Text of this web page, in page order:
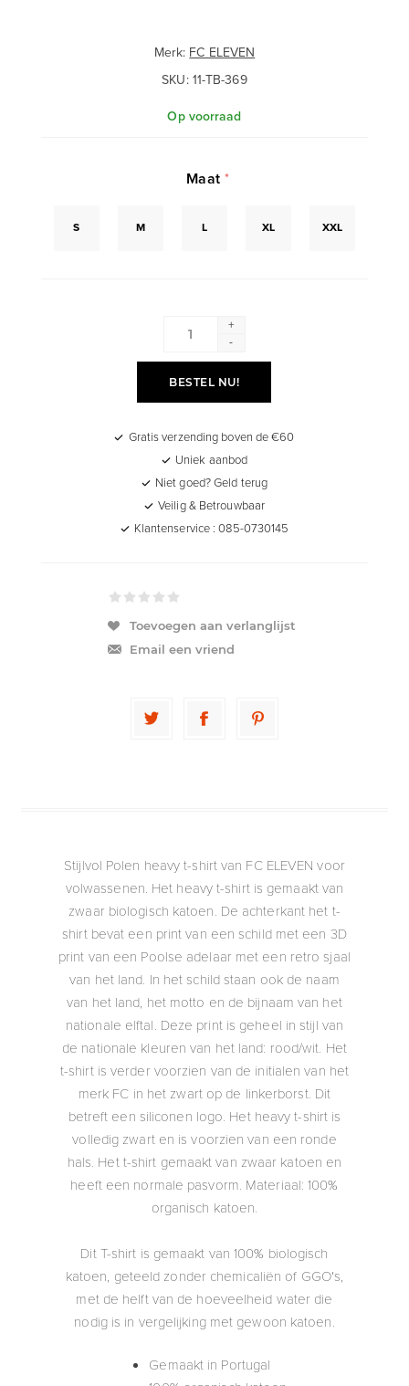
Merk: FC ELEVEN
SKU: 11-TB-369
Op voorraad
Maat*
S M L XL XXL
+
-
BESTEL NU!
Gratis verzending boven de €60
Uniek aanbod
Niet goed? Geld terug
Veilig & Betrouwbaar
Klantenservice : 085-0730145
Toevoegen aan verlanglijst
Email een vriend
Stijlvol Polen heavy t-shirt van FC ELEVEN voor
volwassenen. Het heavy t-shirt is gemaakt van
zwaar biologisch katoen. De achterkant het t-
shirt bevat een print van een schild met een 3D
print van een Poolse adelaar met een retro sjaal
van het land. In het schild staan ook de naam
van het land, het motto en de bijnaam van het
nationale elftal. Deze print is geheel in stijl van
de nationale kleuren van het land: rood/wit. Het
t-shirt is verder voorzien van de initialen van het
merk FC in het zwart op de linkerborst. Dit
betreft een siliconen logo. Het heavy t-shirt is
volledig zwart en is voorzien van een ronde
hals. Het t-shirt gemaakt van zwaar katoen en
heeft een normale pasvorm. Materiaal: 100%
organisch katoen.
Dit T-shirt is gemaakt van 100% biologisch
katoen, geteeld zonder chemicaliën of GGO's,
met de helft van de hoeveelheid water die
nodig is in vergelijking met gewoon katoen.
Gemaakt in Portugal